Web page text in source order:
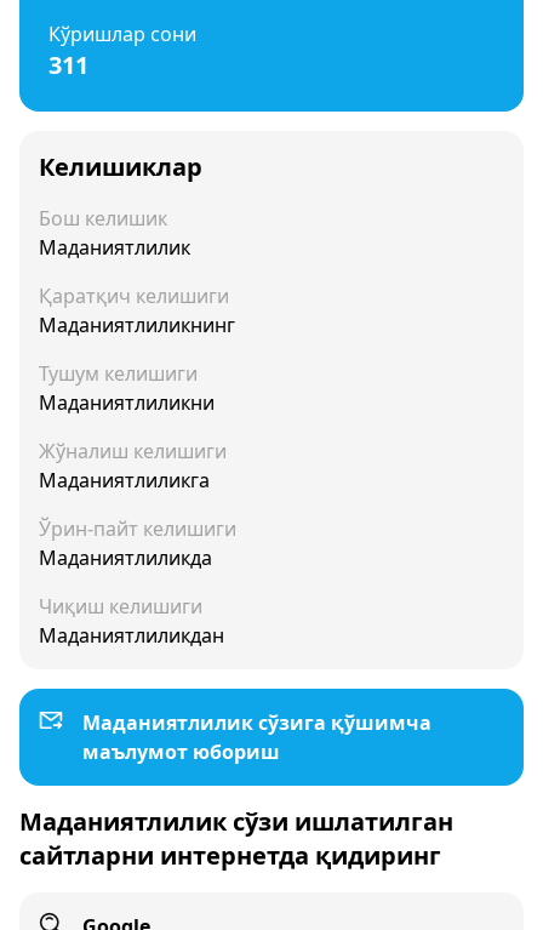
Кўришлар сони
311
Келишиклар
Бош келишик
Маданиятлилик
Қаратқич келишиги
Маданиятлиликнинг
Тушум келишиги
Маданиятлиликни
Жўналиш келишиги
Маданиятлиликга
Ўрин-пайт келишиги
Маданиятлиликда
Чиқиш келишиги
Маданиятлиликдан
Маданиятлилик сўзига қўшимча
маълумот юбориш
Маданиятлилик сўзи ишлатилган
сайтларни интернетда қидиринг